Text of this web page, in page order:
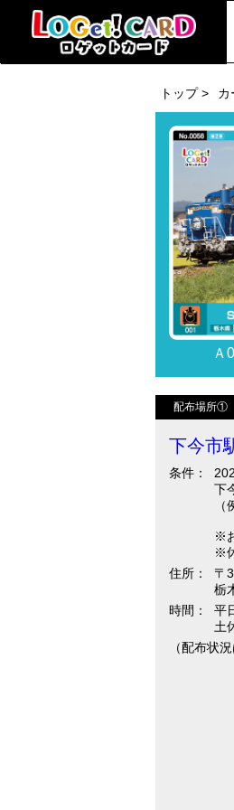
トップ > カ
Ａ
配布場所①
下今市
条件：
下
※
※
住所：
〒
栃
時間：
平
土
（配布状